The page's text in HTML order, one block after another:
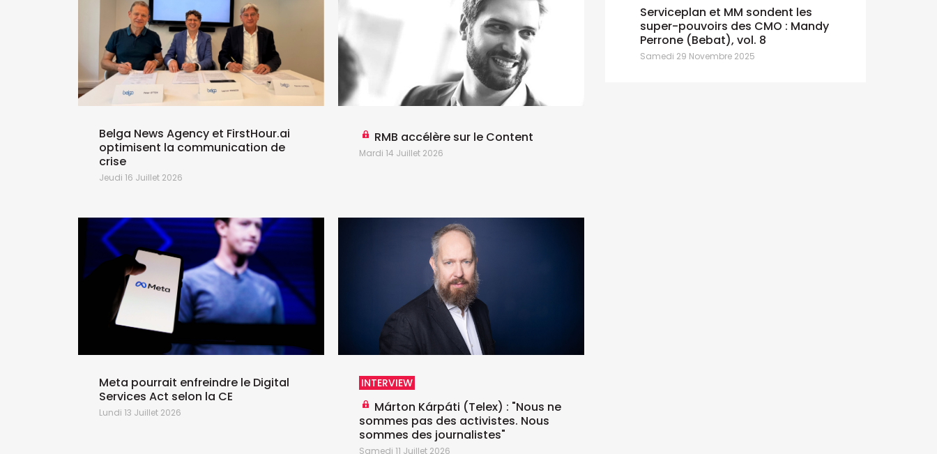
Belga News Agency et FirstHour.ai
optimisent la communication de
crise
Jeudi 16 Juillet 2026
RMB accélère sur le Content
Mardi 14 Juillet 2026
Meta pourrait enfreindre le Digital
Services Act selon la CE
Lundi 13 Juillet 2026
INTERVIEW
Márton Kárpáti (Telex) : "Nous ne
sommes pas des activistes. Nous
sommes des journalistes"
Samedi 11 Juillet 2026
Serviceplan et MM sondent les
super-pouvoirs des CMO : Mandy
Perrone (Bebat), vol. 8
Samedi 29 Novembre 2025